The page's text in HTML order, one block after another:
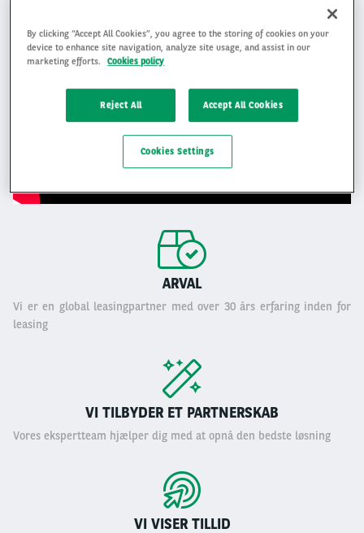
ARVAL
Vi er en global leasingpartner med over 30 års erfaring inden for
leasing
VI TILBYDER ET PARTNERSKAB
Vores ekspertteam hjælper dig med at opnå den bedste løsning
VI VISER TILLID
By clicking “Accept All Cookies”, you agree to the storing of cookies on your
device to enhance site navigation, analyze site usage, and assist in our
marketing efforts.
Cookies policy
Reject All Accept All Cookies
Cookies Settings